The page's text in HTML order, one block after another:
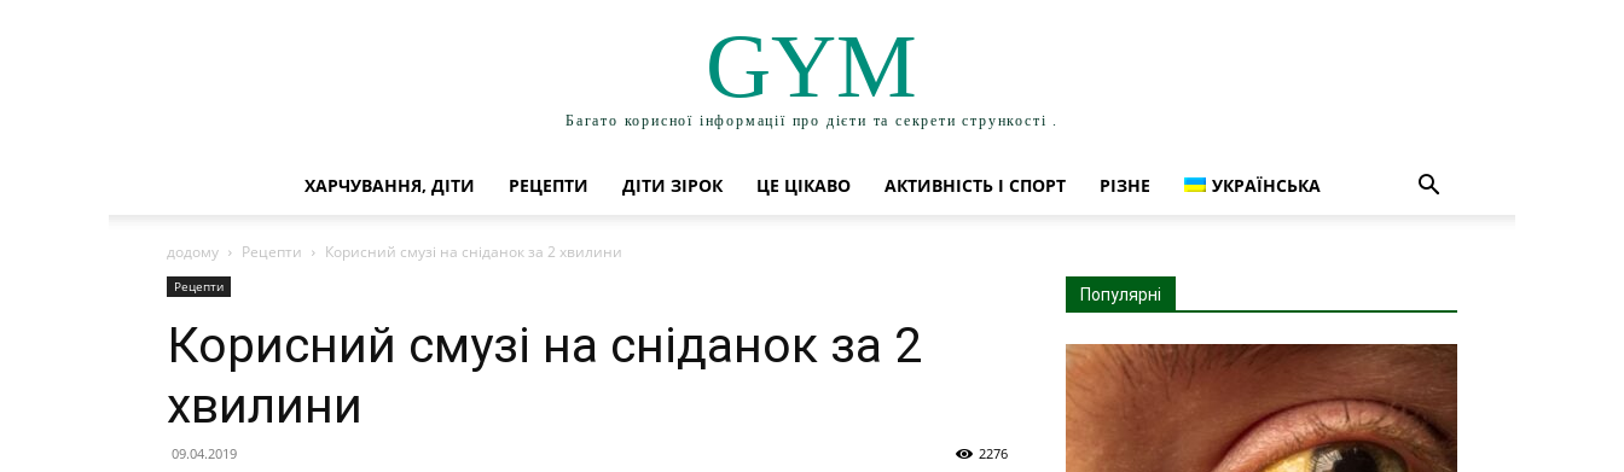
GYM
Багато корисної інформації про дієти та секрети стрункості .
ХАРЧУВАННЯ, ДІТИ РЕЦЕПТИ ДІТИ ЗІРОК ЦЕ ЦІКАВО АКТИВНІСТЬ І СПОРТ РІЗНЕ УКРАЇНСЬКА
додому Рецепти Корисний смузі на сніданок за 2 хвилини
Рецепти
Корисний смузі на сніданок за 2
хвилини
09.04.2019 2276
Популярні